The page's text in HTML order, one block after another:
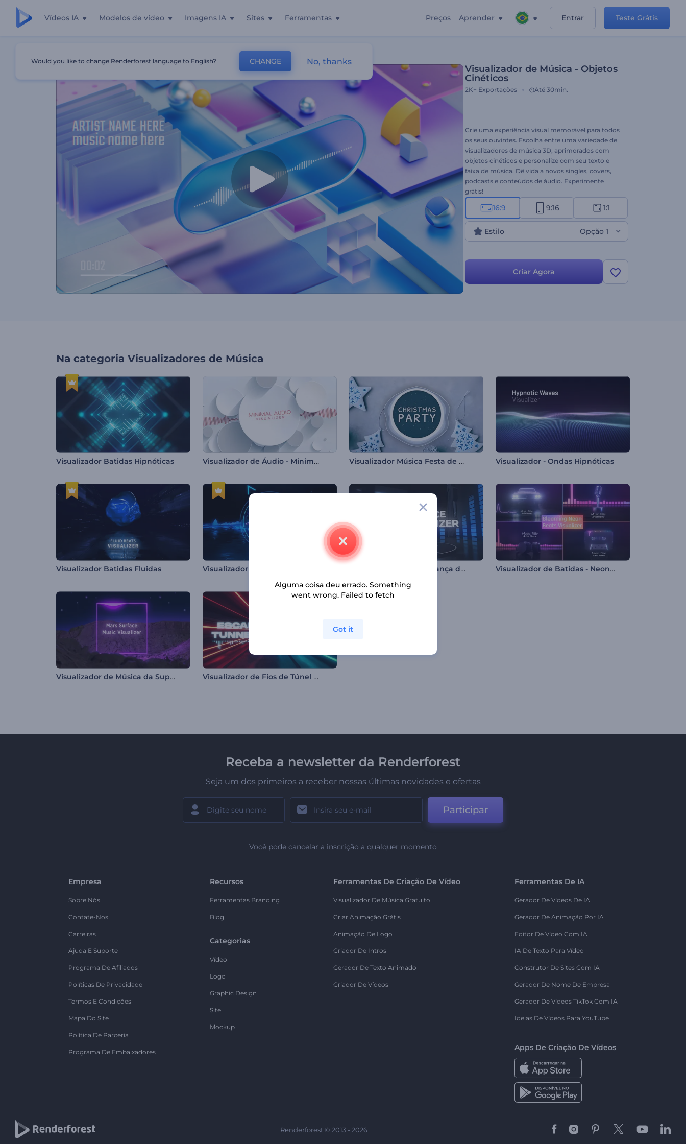
Vídeos IA Modelos de vídeo Imagens IA Sites Ferramentas Preços Aprender Entrar Teste Grátis
Visualizador De Música - Objetos Cinéticos
Visualizador de Música - Objetos
Cinéticos
2K+ Exportações Até 30min.
Crie uma experiência visual memorável para todos
os seus ouvintes. Escolha entre uma variedade de
visualizadores de música 3D, aprimorados com
objetos cinéticos e personalize com seu texto e
faixa de música. Dê vida a novos singles, covers,
podcasts e conteúdos de áudio. Experimente
grátis!
16:9 9:16 1:1
Estilo Opção 1
Criar Agora
Na categoria Visualizadores de Música
Visualizador Batidas Hipnóticas Visualizador de Áudio - Minimalista Visualizador Música Festa de Natal Visualizador - Ondas Hipnóticas
Visualizador Batidas Fluidas Visualizador Pista de Dança de Festa Visualizador de Batidas - Neon Reluzente
Visualizador de Música da Superfície de Marte Visualizador de Fios de Túnel Neon
Receba a newsletter da Renderforest
Seja um dos primeiros a receber nossas últimas novidades e ofertas
Participar
Você pode cancelar a inscrição a qualquer momento
Empresa
Sobre Nós
Contate-Nos
Carreiras
Ajuda E Suporte
Programa De Afiliados
Políticas De Privacidade
Termos E Condições
Mapa Do Site
Política De Parceria
Programa De Embaixadores
Recursos
Ferramentas Branding
Blog
Categorias
Vídeo
Logo
Graphic Design
Site
Mockup
Ferramentas De Criação De Vídeo
Visualizador De Música Gratuito
Criar Animação Grátis
Animação De Logo
Criador De Intros
Gerador De Texto Animado
Criador De Vídeos
Ferramentas De IA
Gerador De Vídeos De IA
Gerador De Animação Por IA
Editor De Vídeo Com IA
IA De Texto Para Vídeo
Construtor De Sites Com IA
Gerador De Nome De Empresa
Gerador De Vídeos TikTok Com IA
Ideias De Vídeos Para YouTube
Apps De Criação De Vídeos
Renderforest © 2013 - 2026
Would you like to change Renderforest language to English? CHANGE No, thanks
Alguma coisa deu errado. Something
went wrong. Failed to fetch
Got it